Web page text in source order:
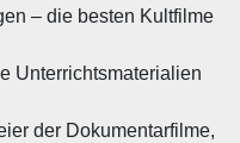
– die besten Kultfilme
Unterrichtsmaterialien
der Dokumentarfilme,